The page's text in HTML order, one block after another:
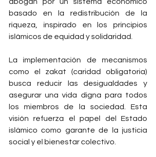
basado en la redistribución de la
riqueza, inspirado en los principios
islámicos de equidad y solidaridad.
La implementación de mecanismos
como el zakat (caridad obligatoria)
busca reducir las desigualdades y
asegurar una vida digna para todos
los miembros de la sociedad. Esta
visión refuerza el papel del Estado
islámico como garante de la justicia
social y el bienestar colectivo.